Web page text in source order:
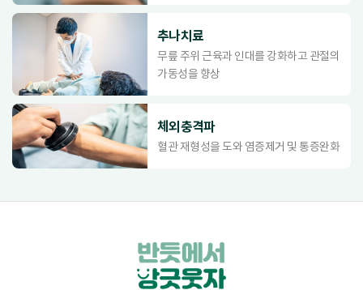
추나치료
무릎 주위 근육과 인대를 강화하고 관절의
가동성을 향상
체외충격파
혈관 재형성을 도와 염증제거 및 통증완화